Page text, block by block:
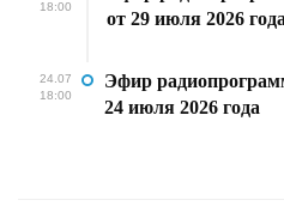
18:00
от 29 июля 2026 года
24.07
18:00
Эфир
24 июля 2026 года